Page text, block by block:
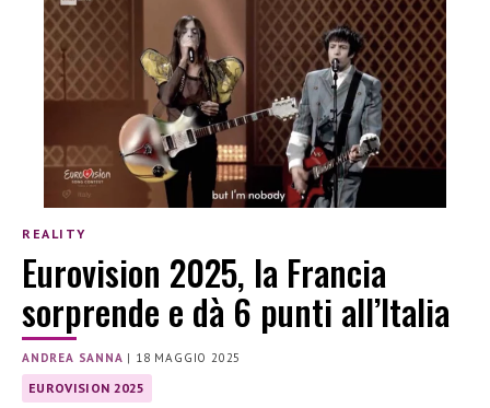
REALITY
Eurovision 2025, la Francia
sorprende e dà 6 punti all’Italia
ANDREA SANNA | 18 MAGGIO 2025
EUROVISION 2025